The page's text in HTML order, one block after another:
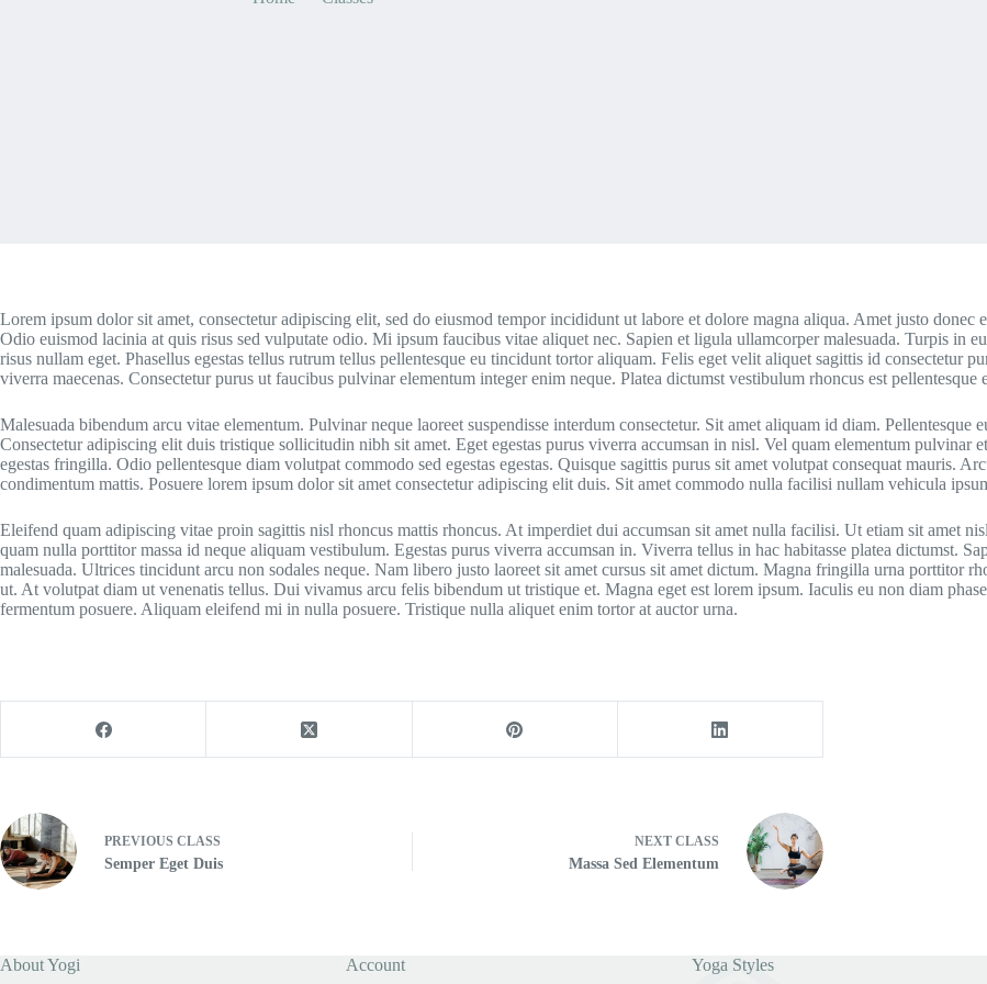
Lorem ipsum dolor sit amet, consectetur adipiscing elit, sed do eiusmod tempor incididunt ut labore et dolore magna aliqua. Amet justo
Odio euismod lacinia at quis risus sed vulputate odio. Mi ipsum faucibus vitae aliquet nec. Sapien et ligula ullamcorper malesuada. Turpis in
risus nullam eget. Phasellus egestas tellus rutrum tellus pellentesque eu tincidunt tortor aliquam. Felis eget velit aliquet sagittis id consectetur
viverra maecenas. Consectetur purus ut faucibus pulvinar elementum integer enim neque. Platea dictumst vestibulum rhoncus est
Malesuada bibendum arcu vitae elementum. Pulvinar neque laoreet suspendisse interdum consectetur. Sit amet aliquam id diam.
Consectetur adipiscing elit duis tristique sollicitudin nibh sit amet. Eget egestas purus viverra accumsan in nisl. Vel quam elementum pulvinar
egestas fringilla. Odio pellentesque diam volutpat commodo sed egestas egestas. Quisque sagittis purus sit amet volutpat consequat mauris.
condimentum mattis. Posuere lorem ipsum dolor sit amet consectetur adipiscing elit duis. Sit amet commodo nulla facilisi nullam vehicula
Eleifend quam adipiscing vitae proin sagittis nisl rhoncus mattis rhoncus. At imperdiet dui accumsan sit amet nulla facilisi. Ut etiam sit amet
quam nulla porttitor massa id neque aliquam vestibulum. Egestas purus viverra accumsan in. Viverra tellus in hac habitasse platea dictumst.
malesuada. Ultrices tincidunt arcu non sodales neque. Nam libero justo laoreet sit amet cursus sit amet dictum. Magna fringilla urna porttitor
ut. At volutpat diam ut venenatis tellus. Dui vivamus arcu felis bibendum ut tristique et. Magna eget est lorem ipsum. Iaculis eu non diam
fermentum posuere. Aliquam eleifend mi in nulla posuere. Tristique nulla aliquet enim tortor at auctor urna.
PREVIOUS CLASS
Semper Eget Duis
NEXT CLASS
Massa Sed Elementum
About Yogi Account Yoga Styles